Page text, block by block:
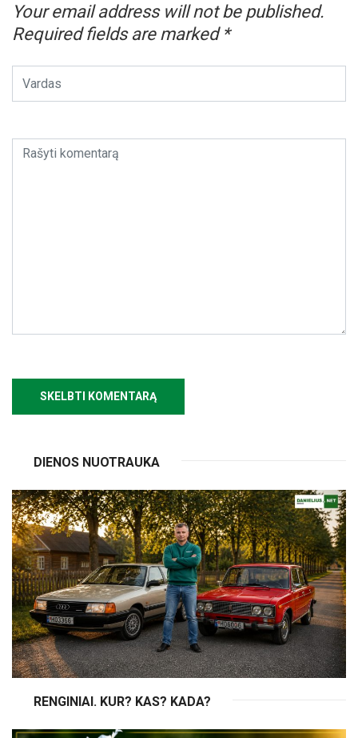
Your email address will not be published.
Required fields are marked *
DIENOS NUOTRAUKA
RENGINIAI. KUR? KAS? KADA?